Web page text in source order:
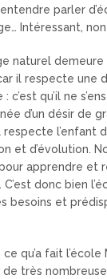
parler
Intéressant, non
naturel
il respecte une
c’est qu’il ne
d’un désir de
l’enfant
et d’évolution.
apprendre et
donc bien
besoins et
ce qu’a fait
de très